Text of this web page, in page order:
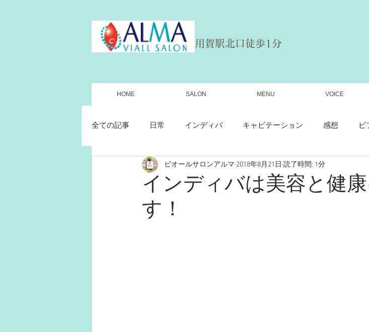
​用賀駅北口徒歩1分
HOME SALON MENU VOICE
全ての記事 日常 インディバ キャビテーション 感想 ビ
フェイシャル ボディ プライベート 食事 営業状況
インディバは美容と健
す！
ビオールサロンアルマ 2018年8月21日 読了時間: 1分